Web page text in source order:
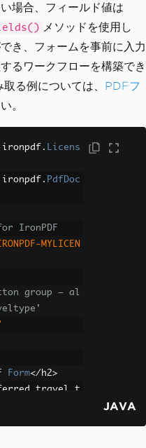
場合、フィールド値は
メソッドを使用し
き、フォームを事前に入力
るワークフローを構築でき
る例については、 PDFフ
。
ironpdf . Licens
ironpdf . PdfDoc
IronPDF
MYLICEN
group — al
Form</ h2>
travel t
JAVA